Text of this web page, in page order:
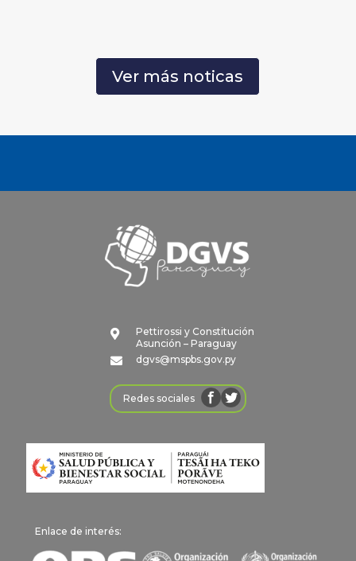
Ver más noticas

Pettirossi y Constitución
Asunción – Paraguay

dgvs@mspbs.gov.py
Redes sociales
Enlace de interés: